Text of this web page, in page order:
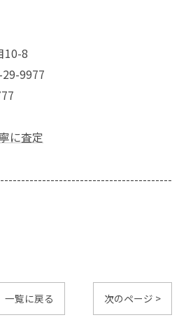
10-8
9977
に査定
一覧に戻る 次のページ >